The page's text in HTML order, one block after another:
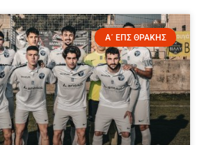
Α΄ ΕΠΣ ΘΡΑΚΗΣ